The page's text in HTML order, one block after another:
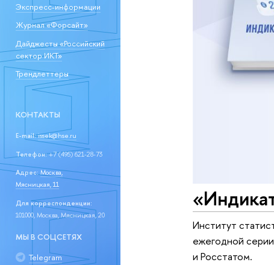
Экспресс-информации
Журнал «Форсайт»
Дайджесты «Российский
сектор ИКТ»
Трендлеттеры
КОНТАКТЫ
E-mail:issek@hse.ru
Телефон:+7 (495) 621-28-73
Адрес: Москва,
Мясницкая, 11
Для корреспонденции:
101000, Москва, Мясницкая, 20
МЫ В СОЦСЕТЯХ
Telegram
Институт
ежегодной
и Росстатом.